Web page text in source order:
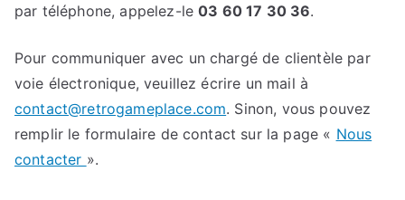
par téléphone, appelez-le03 60 17 30 36.
Pour communiquer avec un chargé de clientèle par
voie électronique, veuillez écrire un mail à
contact@retrogameplace.com. Sinon, vous pouvez
remplir le formulaire de contact sur la page « Nous
contacter ».